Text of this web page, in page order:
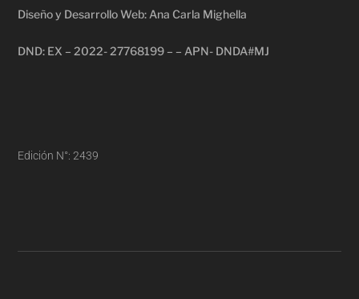
Diseño y Desarrollo Web: Ana Carla Mighella
DND: EX – 2022- 27768199 – – APN- DNDA#MJ
Edición N°: 2439